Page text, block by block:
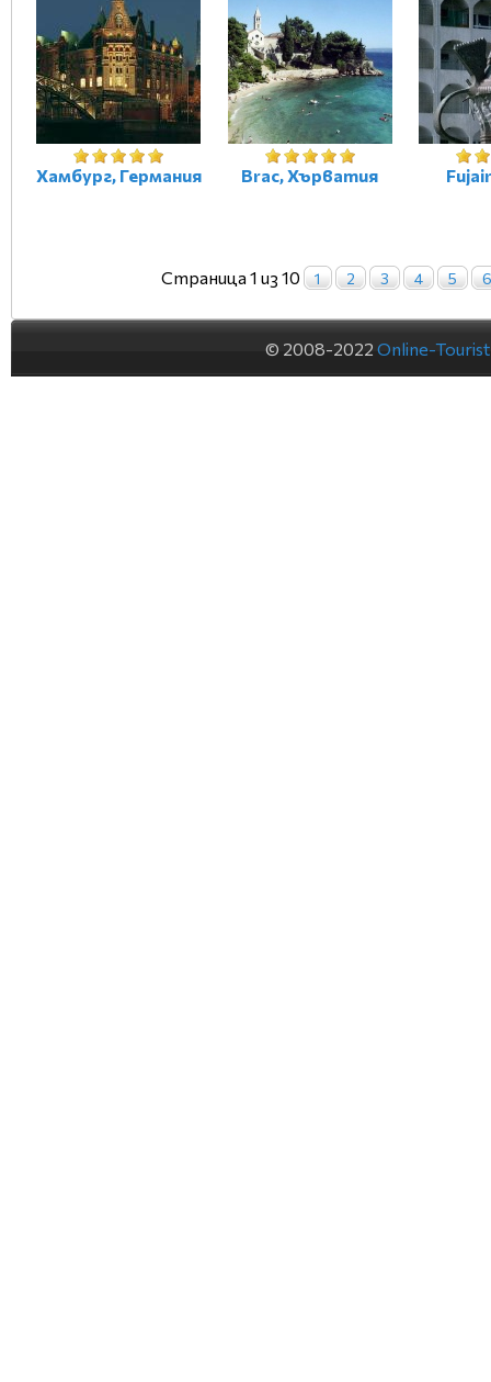
Хамбург, Германия Brac, Хърватия
Страница 1 из 10 1 2 3 4 5 6
© 2008-2022 Online-